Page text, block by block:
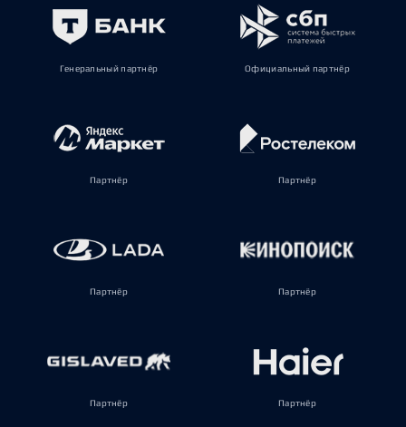
Генеральный партнёр Официальный партнёр
Партнёр Партнёр
Партнёр Партнёр
Партнёр Партнёр